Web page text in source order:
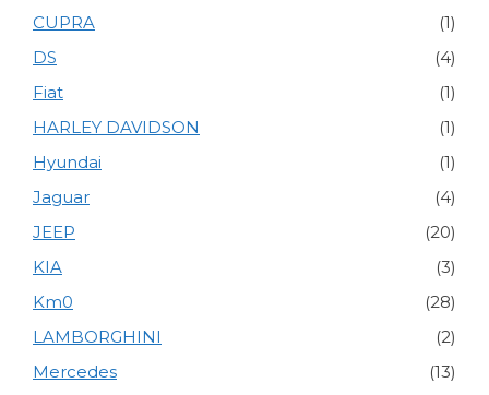
CUPRA
(1)
DS
(4)
Fiat
(1)
HARLEY DAVIDSON
(1)
Hyundai
(1)
Jaguar
(4)
JEEP
(20)
KIA
(3)
Km0
(28)
LAMBORGHINI
(2)
Mercedes
(13)